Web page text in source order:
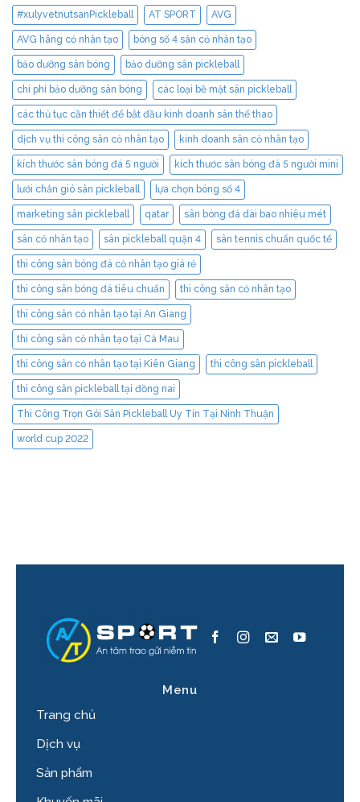
#xulyvetnutsanPickleball AT SPORT AVG
AVG hãng cỏ nhân tạo bóng số 4 sân cỏ nhân tạo
bảo dưỡng sân bóng bảo dưỡng sân pickleball
chi phí bảo dưỡng sân bóng các loại bề mặt sân pickleball
các thủ tục cần thiết để bắt đầu kinh doanh sân thể thao
dịch vụ thi công sân cỏ nhân tạo kinh doanh sân cỏ nhân tạo
kích thước sân bóng đá 5 người kích thước sân bóng đá 5 người mini
lưới chắn gió sân pickleball lựa chọn bóng số 4
marketing sân pickleball qatar sân bóng đá dài bao nhiêu mét
sân cỏ nhân tạo sân pickleball quận 4 sân tennis chuẩn quốc tế
thi công sân bóng đá cỏ nhân tạo giá rẻ
thi công sân bóng đá tiêu chuẩn thi công sân cỏ nhân tạo
thi công sân cỏ nhân tạo tại An Giang
thi công sân cỏ nhân tạo tại Cà Mau
thi công sân cỏ nhân tạo tại Kiên Giang thi công sân pickleball
thi công sân pickleball tại đồng nai
Thi Công Trọn Gói Sân Pickleball Uy Tín Tại Ninh Thuận
world cup 2022
Menu
Trang chủ
Dịch vụ
Sản phẩm